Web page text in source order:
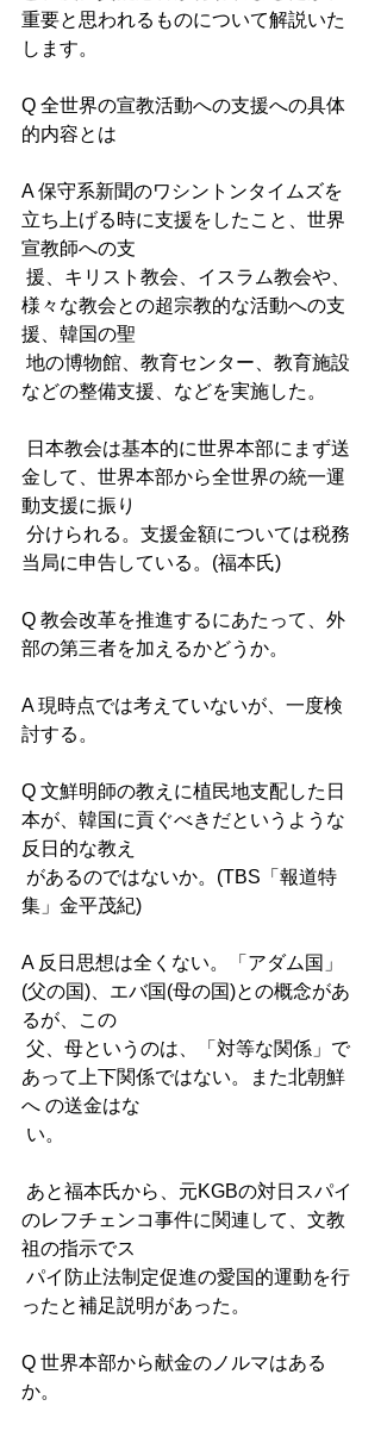
重要と思われるものについて解説いた
します。
Q 全世界の宣教活動への支援への具体
的内容とは
A 保守系新聞のワシントンタイムズを
立ち上げる時に支援をしたこと、世界
宣教師への支
様々な教会との超宗教的な活動への支
援、韓国の聖
などの整備支援、などを実施した。
金して、世界本部から全世界の統一運
動支援に振り
当局に申告している。(福本氏)
Q 教会改革を推進するにあたって、外
部の第三者を加えるかどうか。
A 現時点では考えていないが、一度検
討する。
Q 文鮮明師の教えに植民地支配した日
本が、韓国に貢ぐべきだというような
反日的な教え
集」金平茂紀)
A 反日思想は全くない。「アダム国」
(父の国)、エバ国(母の国)との概念があ
るが、この
あって上下関係ではない。また北朝鮮
へ の送金はな
い。
のレフチェンコ事件に関連して、文教
祖の指示でス
ったと補足説明があった。
Q 世界本部から献金のノルマはある
か。